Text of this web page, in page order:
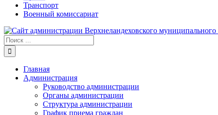
Транспорт
Военный комиссариат
Результат
поиска:
Главная
Администрация
Руководство администрации
Органы администрации
Структура администрации
График приема граждан